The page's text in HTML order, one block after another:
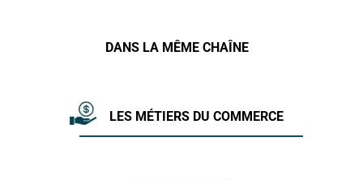
DANS LA MÊME CHAÎNE
LES MÉTIERS DU COMMERCE